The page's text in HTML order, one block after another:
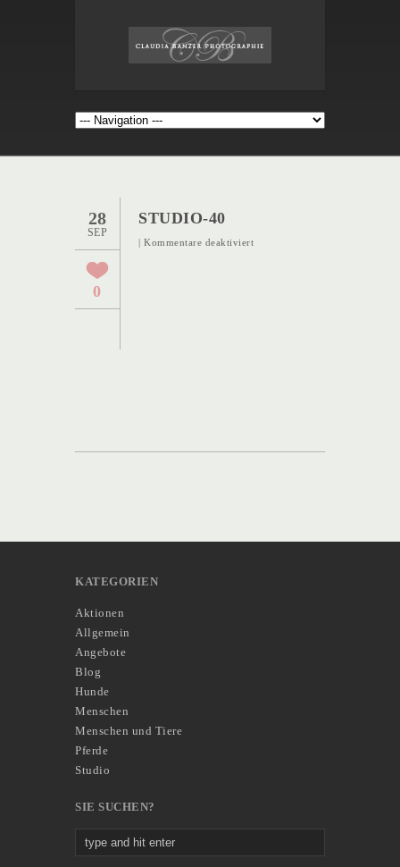
28
SEP
0
STUDIO-40
| Kommentare deaktiviertfür
KATEGORIEN
Aktionen
Allgemein
Angebote
Blog
Hunde
Menschen
Menschen und Tiere
Pferde
Studio
SIE SUCHEN?